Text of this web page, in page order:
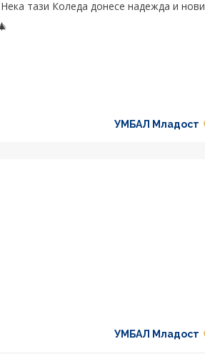
тази Коледа донесе надежда и нови
УМБАЛ Младост
УМБАЛ Младост